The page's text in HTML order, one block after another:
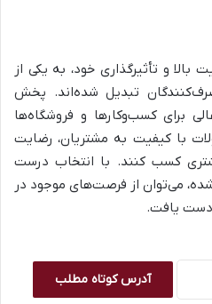
و تأثیرگذاری خود، به یکی از
تبدیل شده‌اند. پخش
برای کسب‌وکارها و فروشگاه‌ها
با کیفیت به مشتریان، رضایت
کسب کنند. با انتخاب درست
می‌توان از فرصت‌های موجود در
دست یافت.
آدرس کوتاه مطلب